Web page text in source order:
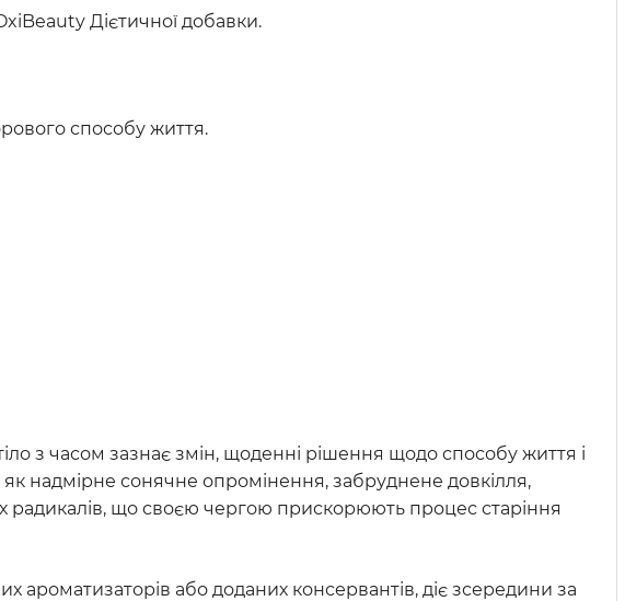
Дієтичної добавки.
способу життя.
з часом зазнає змін, щоденні рішення щодо способу життя і
як надмірне сонячне опромінення, забруднене довкілля,
радикалів, що своєю чергою прискорюють процес старіння
або доданих консервантів, діє зсередини за